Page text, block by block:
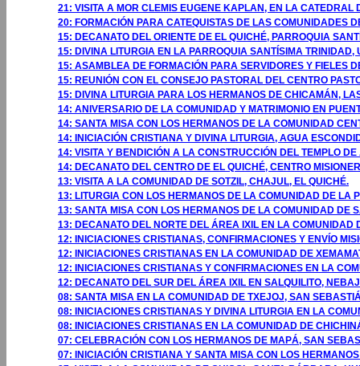
21: VISITA A MOR CLEMIS EUGENE KAPLAN, EN LA
20: FORMACIÓN PARA CATEQUISTAS DE LAS COMUNIDADES
15: DECANATO DEL ORIENTE DE EL QUICHÉ, PARROQUIA
15: DIVINA LITURGIA EN LA PARROQUIA SANTÍSIMA TRINIDAD,
15: ASAMBLEA DE FORMACIÓN PARA SERVIDORES Y FIELES
15: REUNIÓN CON EL CONSEJO PASTORAL DEL CENTRO
15: DIVINA LITURGIA PARA LOS HERMANOS DE CHICAMÁN,
14: ANIVERSARIO DE LA COMUNIDAD Y MATRIMONIO EN
14: SANTA MISA CON LOS HERMANOS DE LA COMUNIDAD
14: INICIACIÓN CRISTIANA Y DIVINA LITURGIA, AGUA
14: VISITA Y BENDICIÓN A LA CONSTRUCCIÓN DEL TEMPLO
14: DECANATO DEL CENTRO DE EL QUICHÉ, CENTRO
13: VISITA A LA COMUNIDAD DE SOTZIL, CHAJUL, EL QUICHÉ.
13: LITURGIA CON LOS HERMANOS DE LA COMUNIDAD DE LA
13: SANTA MISA CON LOS HERMANOS DE LA COMUNIDAD DE
13: DECANATO DEL NORTE DEL ÁREA IXIL EN LA COMUNIDAD
12: INICIACIONES CRISTIANAS, CONFIRMACIONES Y ENVÍO
12: INICIACIONES CRISTIANAS EN LA COMUNIDAD DE
12: INICIACIONES CRISTIANAS Y CONFIRMACIONES EN LA
12: DECANATO DEL SUR DEL ÁREA IXIL EN SALQUILITO,
08: SANTA MISA EN LA COMUNIDAD DE TXEJOJ, SAN
08: INICIACIONES CRISTIANAS Y DIVINA LITURGIA EN LA
08: INICIACIONES CRISTIANAS EN LA COMUNIDAD DE
07: CELEBRACIÓN CON LOS HERMANOS DE MAPÁ, SAN
07: INICIACIÓN CRISTIANA Y SANTA MISA CON LOS